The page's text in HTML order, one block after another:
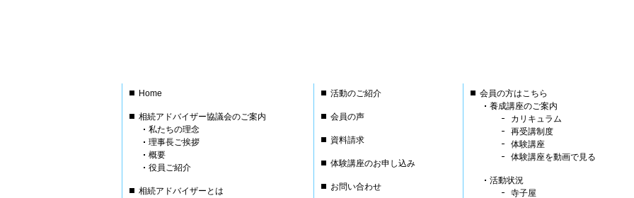
Home
相続アドバイザー協議会のご案内
私たちの理念
理事長ご挨拶
概要
役員ご紹介
相続アドバイザーとは
活動のご紹介
会員の声
資料請求
体験講座のお申し込み
お問い合わせ
会員の方はこちら
養成講座のご案内
カリキュラム
再受講制度
体験講座
体験講座を動画で見る
活動状況
寺子屋